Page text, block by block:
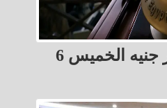
البورصة تربح 11 مليار جنيه الخميس 6